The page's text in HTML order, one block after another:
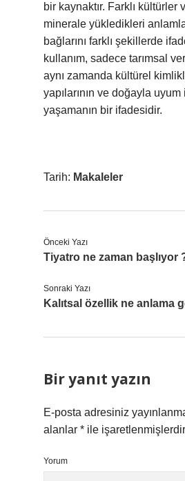
bir kaynaktır. Farklı kültürler
minerale yükledikleri
bağlarını farklı şekillerde
kullanım, sadece tarımsal
aynı zamanda kültürel
yapılarının ve doğayla
yaşamanın bir ifadesidir.
Tarih: Makaleler
Önceki Yazı
Tiyatro ne zaman başlıyor
Sonraki Yazı
Kalıtsal özellik ne anlama
Bir yanıt yazın
E-posta adresiniz
alanlar * ile işaretlenmişlerdir
Yorum